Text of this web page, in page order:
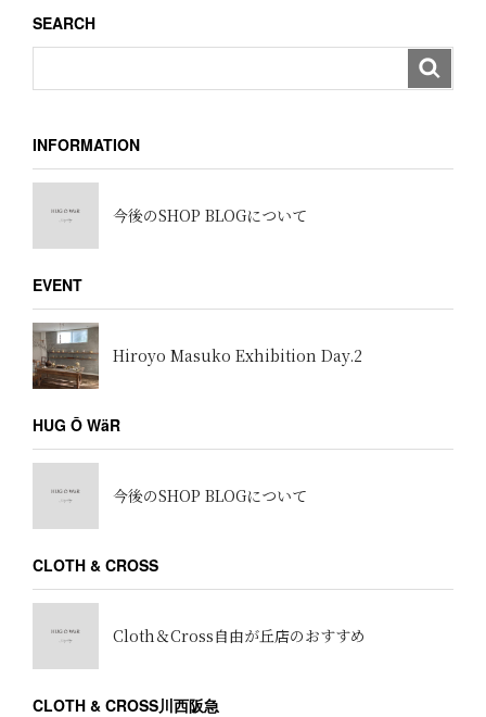
ン
SEARCH
INFORMATION
今後のSHOP BLOGについて
EVENT
Hiroyo Masuko Exhibition Day.2
HUG Ō WäR
今後のSHOP BLOGについて
CLOTH & CROSS
Cloth＆Cross自由が丘店のおすすめ
CLOTH & CROSS川西阪急